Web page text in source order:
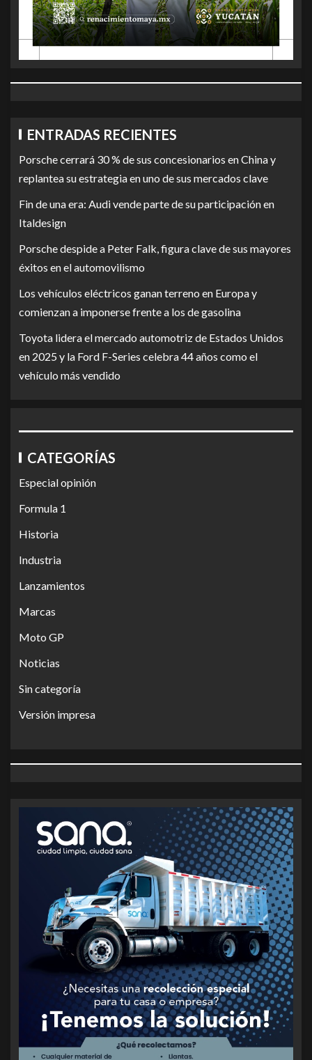
ENTRADAS RECIENTES
Porsche cerrará 30 % de sus concesionarios en China y
replantea su estrategia en uno de sus mercados clave
Fin de una era: Audi vende parte de su participación en
Italdesign
Porsche despide a Peter Falk, figura clave de sus mayores
éxitos en el automovilismo
Los vehículos eléctricos ganan terreno en Europa y
comienzan a imponerse frente a los de gasolina
Toyota lidera el mercado automotriz de Estados Unidos
en 2025 y la Ford F-Series celebra 44 años como el
vehículo más vendido
CATEGORÍAS
Especial opinión
Formula 1
Historia
Industria
Lanzamientos
Marcas
Moto GP
Noticias
Sin categoría
Versión impresa